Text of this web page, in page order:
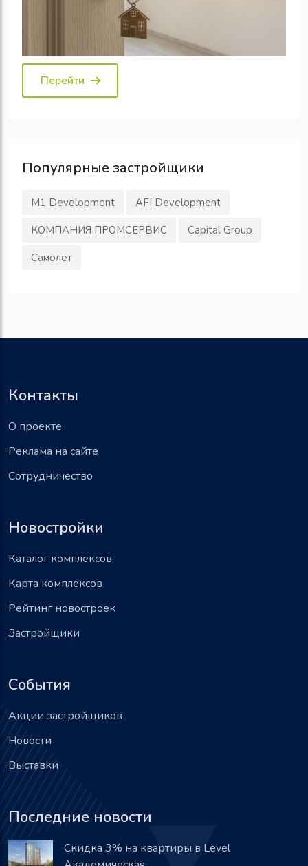
Перейти
Популярные застройщики
M1 Development
AFI Development
КОМПАНИЯ ПРОМСЕРВИС
Capital Group
Самолет
Контакты
О проекте
Реклама на сайте
Сотрудничество
Новостройки
Каталог комплексов
Карта комплексов
Рейтинг новостроек
Застройщики
События
Акции застройщиков
Новости
Выставки
Последние новости
Скидка 3% на квартиры в Level